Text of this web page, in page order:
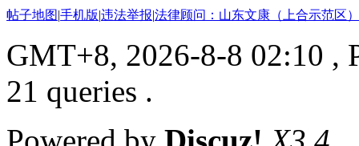
帖子地图|手机版|违法举报|法律顾问：山东文康（上合示范区
GMT+8, 2026-8-8 02:10 ,
21 queries .